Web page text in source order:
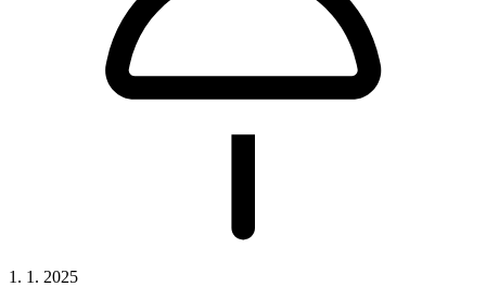
1. 1. 2025